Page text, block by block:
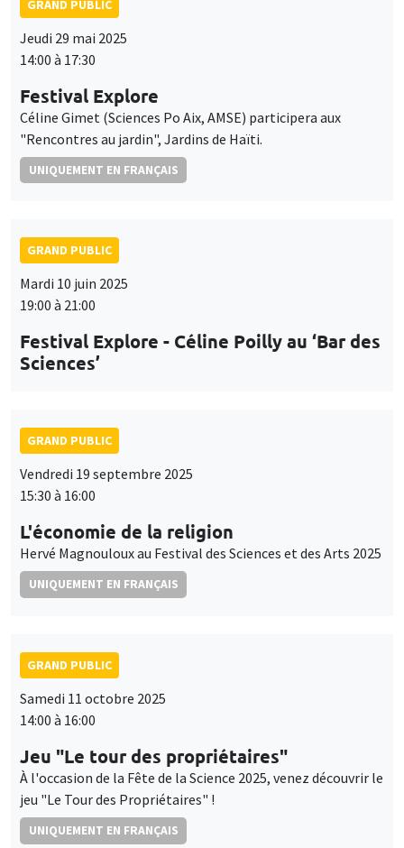
GRAND PUBLIC
Jeudi 29 mai 2025
14:00 à 17:30
Festival Explore
Céline Gimet (Sciences Po Aix, AMSE) participera aux
"Rencontres au jardin", Jardins de Haïti.
UNIQUEMENT EN FRANÇAIS
GRAND PUBLIC
Mardi 10 juin 2025
19:00 à 21:00
Festival Explore - Céline Poilly au ‘Bar des
Sciences’
GRAND PUBLIC
Vendredi 19 septembre 2025
15:30 à 16:00
L'économie de la religion
Hervé Magnouloux au Festival des Sciences et des Arts 2025
UNIQUEMENT EN FRANÇAIS
GRAND PUBLIC
Samedi 11 octobre 2025
14:00 à 16:00
Jeu "Le tour des propriétaires"
À l'occasion de la Fête de la Science 2025, venez découvrir le
jeu "Le Tour des Propriétaires" !
UNIQUEMENT EN FRANÇAIS